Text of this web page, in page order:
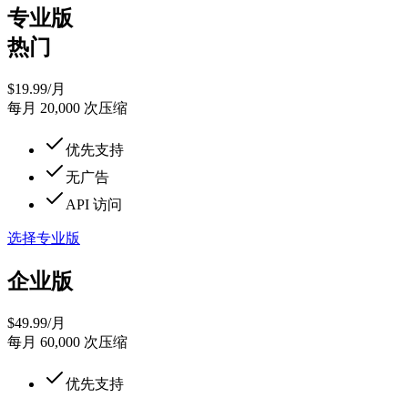
专业版
热门
$19.99/月
每月 20,000 次压缩
优先支持
无广告
API 访问
选择专业版
企业版
$49.99/月
每月 60,000 次压缩
优先支持